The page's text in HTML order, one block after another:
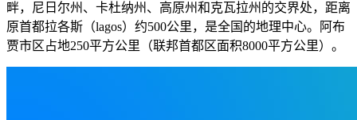
畔，尼日尔州、卡杜纳州、高原州和克瓦拉州的交界处，距离
原首都拉各斯（lagos）约500公里，是全国的地理中心。阿布
贾市区占地250平方公里（联邦首都区面积8000平方公里）。